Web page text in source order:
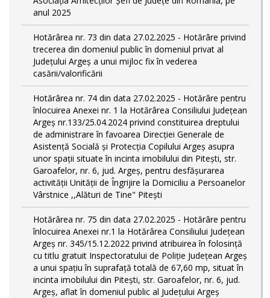
anul 2025
Hotărârea nr. 73 din data 27.02.2025 - Hotărâre privind
trecerea din domeniul public în domeniul privat al
Județului Argeș a unui mijloc fix în vederea
casării/valorificării
Hotărârea nr. 74 din data 27.02.2025 - Hotărâre pentru
înlocuirea Anexei nr. 1 la Hotărârea Consiliului Județean
Argeș nr.133/25.04.2024 privind constituirea dreptului
de administrare în favoarea Direcției Generale de
Asistență Socială și Protecția Copilului Argeș asupra
unor spații situate în incinta imobilului din Pitești, str.
Garoafelor, nr. 6, jud. Argeș, pentru desfășurarea
activității Unității de Îngrijire la Domiciliu a Persoanelor
Vârstnice ,,Alături de Tine" Pitești
Hotărârea nr. 75 din data 27.02.2025 - Hotărâre pentru
înlocuirea Anexei nr.1 la Hotărârea Consiliului Județean
Argeș nr. 345/15.12.2022 privind atribuirea în folosință
cu titlu gratuit Inspectoratului de Poliție Județean Argeș
a unui spațiu în suprafață totală de 67,60 mp, situat în
incinta imobilului din Pitești, str. Garoafelor, nr. 6, jud.
Argeș, aflat în domeniul public al Județului Argeș